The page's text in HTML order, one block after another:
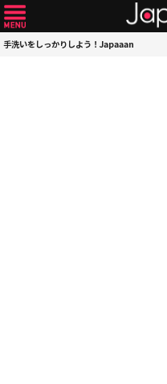
手洗いをしっかりしよう！Japaaan